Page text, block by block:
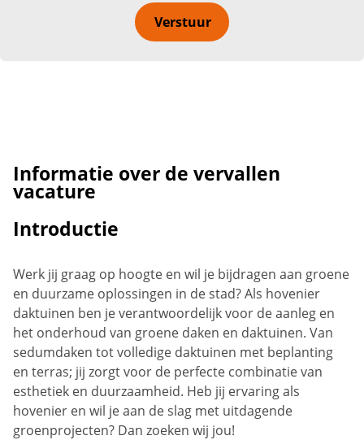
Verstuur
Informatie over de vervallen
vacature
Introductie
Werk jij graag op hoogte en wil je bijdragen aan groene
en duurzame oplossingen in de stad? Als hovenier
daktuinen ben je verantwoordelijk voor de aanleg en
het onderhoud van groene daken en daktuinen. Van
sedumdaken tot volledige daktuinen met beplanting
en terras; jij zorgt voor de perfecte combinatie van
esthetiek en duurzaamheid. Heb jij ervaring als
hovenier en wil je aan de slag met uitdagende
groenprojecten? Dan zoeken wij jou!